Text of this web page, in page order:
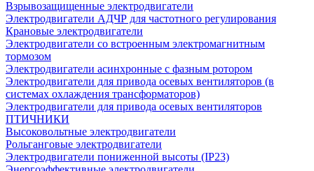
Взрывозащищенные электродвигатели
Электродвигатели АДЧР для частотного регулирования
Крановые электродвигатели
Электродвигатели со встроенным электромагнитным
тормозом
Электродвигатели асинхронные с фазным ротором
Электродвигатели для привода осевых вентиляторов (в
системах охлаждения трансформаторов)
Электродвигатели для привода осевых вентиляторов
ПТИЧНИКИ
Высоковольтные электродвигатели
Рольганговые электродвигатели
Электродвигатели пониженной высоты (IP23)